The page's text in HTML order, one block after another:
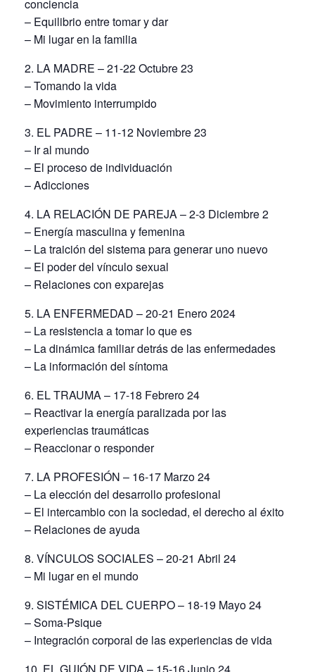
conciencia
– Equilibrio entre tomar y dar
– Mi lugar en la familia
2. LA MADRE – 21-22 Octubre 23
– Tomando la vida
– Movimiento interrumpido
3. EL PADRE – 11-12 Noviembre 23
– Ir al mundo
– El proceso de individuación
– Adicciones
4. LA RELACIÓN DE PAREJA – 2-3 Diciembre 2
– Energía masculina y femenina
– La traición del sistema para generar uno nuevo
– El poder del vínculo sexual
– Relaciones con exparejas
5. LA ENFERMEDAD – 20-21 Enero 2024
– La resistencia a tomar lo que es
– La dinámica familiar detrás de las enfermedades
– La información del síntoma
6. EL TRAUMA – 17-18 Febrero 24
– Reactivar la energía paralizada por las
experiencias traumáticas
– Reaccionar o responder
7. LA PROFESIÓN – 16-17 Marzo 24
– La elección del desarrollo profesional
– El intercambio con la sociedad, el derecho al éxito
– Relaciones de ayuda
8. VÍNCULOS SOCIALES – 20-21 Abril 24
– Mi lugar en el mundo
9. SISTÉMICA DEL CUERPO – 18-19 Mayo 24
– Soma-Psique
– Integración corporal de las experiencias de vida
10. EL GUIÓN DE VIDA – 15-16 Junio 24